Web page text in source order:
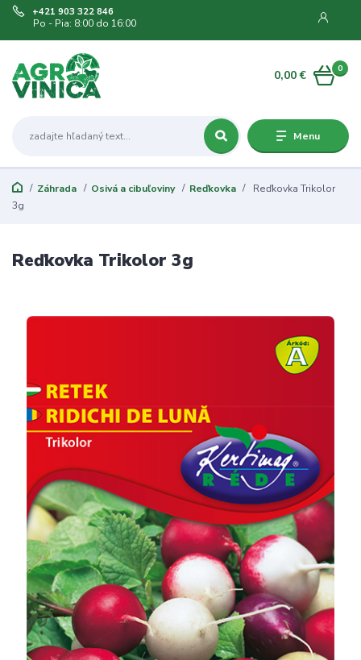
Menu
+421 903 322 846
Po - Pia: 8:00 do 16:00
0
0,00 €
Záhrada Osivá a cibuľoviny Reďkovka
Reďkovka Trikolor
3g
Reďkovka Trikolor 3g